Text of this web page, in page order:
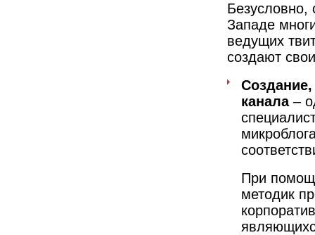
Безусловно,
Западе
ведущих
создают
Создание,
канала–
При
методик